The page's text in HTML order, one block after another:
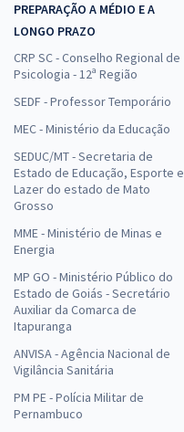
PREPARAÇÃO A MÉDIO E A
LONGO PRAZO
CRP SC - Conselho Regional de
Psicologia - 12ª Região
SEDF - Professor Temporário
MEC - Ministério da Educação
SEDUC/MT - Secretaria de
Estado de Educação, Esporte e
Lazer do estado de Mato
Grosso
MME - Ministério de Minas e
Energia
MP GO - Ministério Público do
Estado de Goiás - Secretário
Auxiliar da Comarca de
Itapuranga
ANVISA - Agência Nacional de
Vigilância Sanitária
PM PE - Polícia Militar de
Pernambuco